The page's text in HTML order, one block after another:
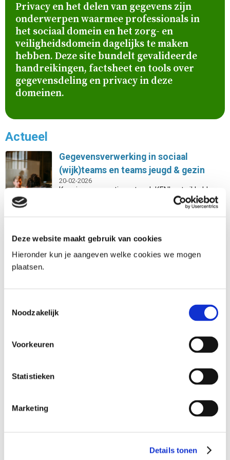
Deze website maakt gebruik van cookies
Hieronder kun je aangeven welke cookies we mogen
plaatsen.
Noodzakelijk
Voorkeuren
Statistieken
Marketing
Details tonen
Privacy en het delen van gegevens zijn
onderwerpen waarmee professionals in
het sociaal domein en het zorg- en
veiligheidsdomein dagelijks te maken
hebben. Deze site bundelt gevalideerde
handreikingen, factsheet en tools over
gegevensdeling en privacy in deze
domeinen.
Actueel
Gegevensverwerking in sociaal
(wijk)teams en teams jeugd & gezin
20-02-2026
Kennis- en expertisenetwerk KEN! ontwikkelde
samen met Movisie een online training die je
meeneemt in de wereld van gegevensverwerking
Wanneer mag je informatie delen? En hoe blijf je
transparant richting inwoners?
verzorgd in maart een Privacy Vraag Maar Raak
Sessie. Tijdens deze online bijeenkomst krijgen
deelnemers de ruimte hun inhoudelijke vragen op
het gebied van privacy aan elkaar voor te leggen.
Dat kan bijvoorbeeld gaan om vragen over
specifieke gegevensuitwisselingen, twijfels over
bepaalde verwerkingsrisico’s of om vraagstukken